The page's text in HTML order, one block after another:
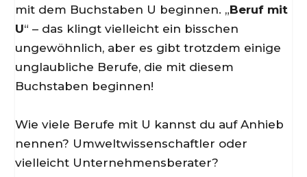
mit dem Buchstaben U beginnen. „Beruf mit
U“ – das klingt vielleicht ein bisschen
ungewöhnlich, aber es gibt trotzdem einige
unglaubliche Berufe, die mit diesem
Buchstaben beginnen!
Wie viele Berufe mit U kannst du auf Anhieb
nennen? Umweltwissenschaftler oder
vielleicht Unternehmensberater?